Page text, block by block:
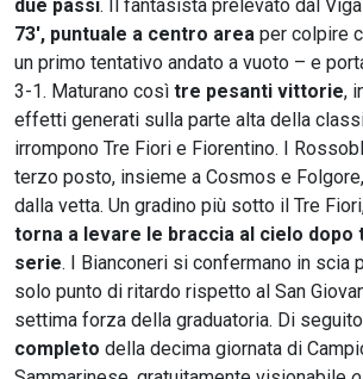
due passi. Il fantasista prelevato dal
73', puntuale a centro area per colpire
un primo tentativo andato a vuoto – e
3-1. Maturano così tre pesanti vittorie,
effetti generati sulla parte alta della
irrompono Tre Fiori e Fiorentino. I
terzo posto, insieme a Cosmos e
dalla vetta. Un gradino più sotto il Tre
torna a levare le braccia al cielo
serie. I Bianconeri si confermano in scia
solo punto di ritardo rispetto al San
settima forza della graduatoria. Di
completo della decima giornata di